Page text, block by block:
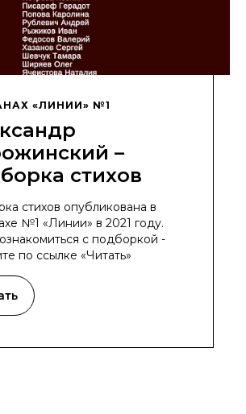
«ЛИНИИ» №1
–
стихов
стихов опубликована в
№1 «Линии» в 2021 году.
с подборкой -
по ссылке «Читать»